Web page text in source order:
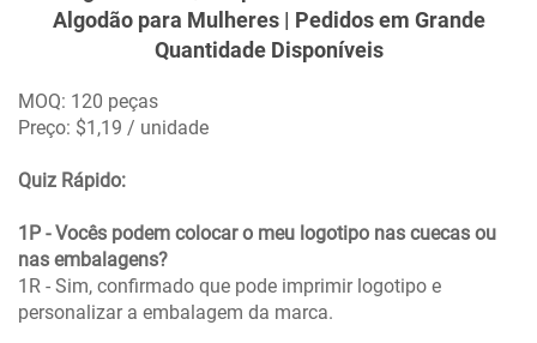
Algodão para Mulheres | Pedidos em Grande
Quantidade Disponíveis
MOQ: 120 peças
Preço: $1,19 / unidade
Quiz Rápido:
1P - Vocês podem colocar o meu logotipo nas cuecas ou
nas embalagens?
1R - Sim, confirmado que pode imprimir logotipo e
personalizar a embalagem da marca.